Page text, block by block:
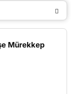
Mürekkep